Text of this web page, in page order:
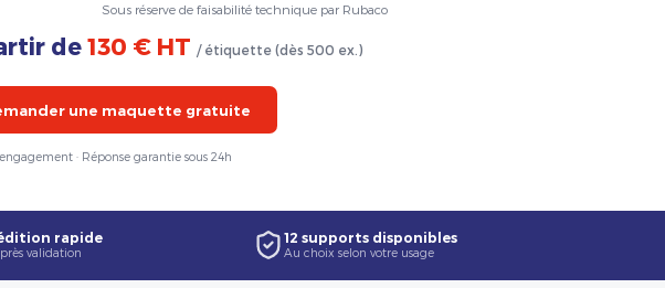
Sous réserve de faisabilité technique par Rubaco
de 130 € HT / étiquette (dès 500 ex.)
une maquette gratuite
· Réponse garantie sous 24h
rapide
validation
12 supports disponibles
Au choix selon votre usage